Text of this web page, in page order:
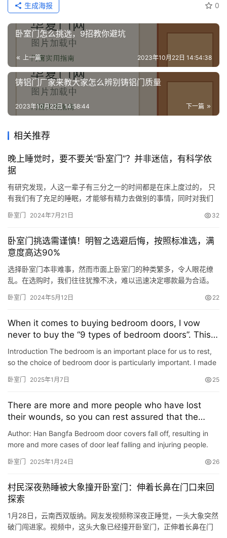
0
生成海报
卧室门怎么挑选，9招教你避坑
上一篇 2023年10月22日 14:54:38
铸铝门厂家来教大家怎么辨别铸铝门质量
下一篇
2023年10月22日 14:58:44
相关推荐
晚上睡觉时，要不要关“卧室门”？并非迷信，有科学依
据
有研究发现，人这一辈子有三分之一的时间都是在床上度过的， 只
有我们有了充足的睡眠，才能够有精力去做别的事情，同时对我们
是，关于在卧室睡觉时有很多讲究的，比如，晚上睡觉时，要不要
觉时，要不要关“卧室门”？在夜深人静的时刻，我们踏入卧室，是
否…
卧室门 2024年7月21日 32
卧室门挑选需谨慎！明智之选避后悔，按照标准选，满
意度高达90%
选择卧室门本非难事，然而市面上卧室门的种类繁多，令人眼花缭
乱。在选购时，我们往往犹豫不决，难以迅速决定哪款最为合适。
要，这意味着所选门的甲醛含量必须低，确保居住环境的健康与安
需要避免打扰他人，也需要确保自己不被外界噪音所干扰。门的隔
音性能…
卧室门 2024年5月12日 22
When it comes to buying bedroom doors, I vow
never to buy the “9 types of bedroom doors”. This
is not pretentious, but a lesson.
Introduction The bedroom is an important place for us to rest,
so the choice of bedroom door is particularly important. I made
卧室门 2025年1月7日 25
There are more and more people who have lost
their wounds, so you can rest assured that the
installation is recommended. It is recommended
that the eight worst bedroom doors in the entire
Author: Han Bangfa Bedroom door covers fall off, resulting in
more and more cases of door leaf falling and injuring people.
卧室门 2025年1月24日 26
村民深夜熟睡被大象撞开卧室门：伸着长鼻在门口来回
探索
1月28日，云南西双版纳。网友发视频称深夜正睡觉，一头大象突然
破门闯进家。视频中，这头大象已经撞开卧室门，正伸着长鼻在门